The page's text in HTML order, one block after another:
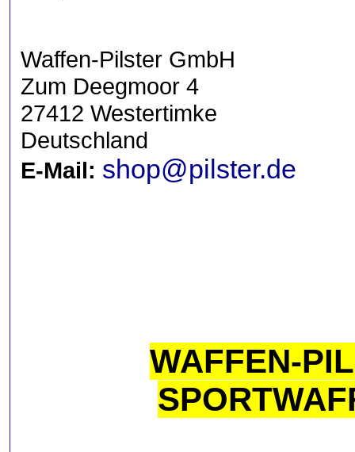
Waffen-Pilster GmbH
Zum Deegmoor 4
27412 Westertimke
Deutschland
E-Mail: shop@pilster.de
WAFFEN-